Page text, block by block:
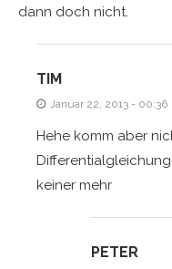
dann doch nicht.
TIM
Januar 22, 2013 - 00:36
Hehe komm aber
keiner mehr
PETER